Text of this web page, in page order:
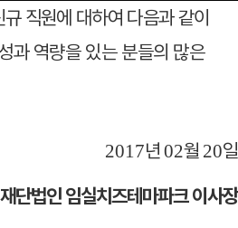
직원에 대하여 다음과같이
과 역량을 있는 분들의 많은
2017년 02월 20일
재단법인 임실치즈테마파크 이사장